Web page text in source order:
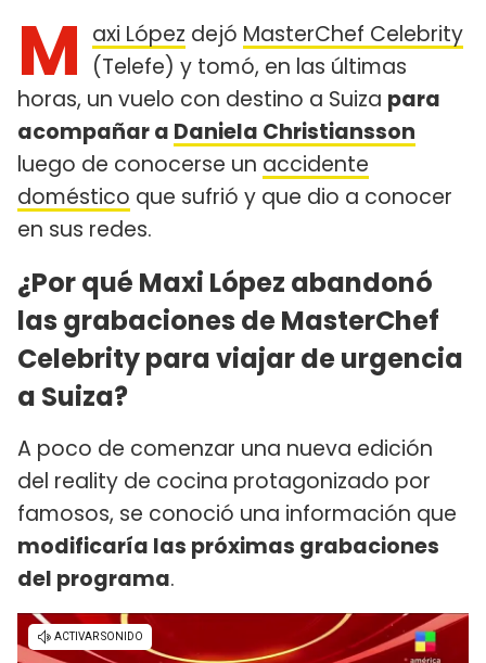
M axi López dejó MasterChef Celebrity
(Telefe) y tomó, en las últimas
horas, un vuelo con destino a Suiza para
acompañar a Daniela Christiansson
luego de conocerse un accidente
doméstico que sufrió y que dio a conocer
en sus redes.
¿Por qué Maxi López abandonó
las grabaciones de MasterChef
Celebrity para viajar de urgencia
a Suiza?
A poco de comenzar una nueva edición
del reality de cocina protagonizado por
famosos, se conoció una información que
modificaría las próximas grabaciones
del programa.